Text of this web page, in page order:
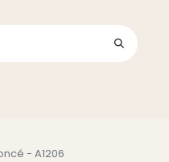
- A1206